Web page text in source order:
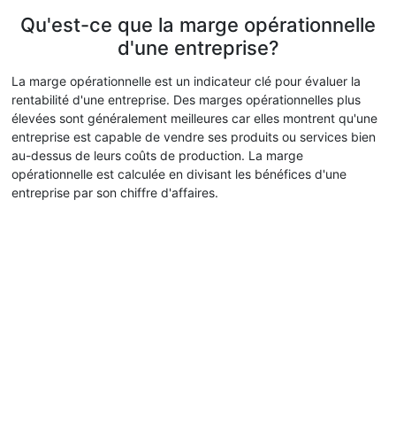
Qu'est-ce que la marge opérationnelle
d'une entreprise?
La marge opérationnelle est un indicateur clé pour évaluer la
rentabilité d'une entreprise. Des marges opérationnelles plus
élevées sont généralement meilleures car elles montrent qu'une
entreprise est capable de vendre ses produits ou services bien
au-dessus de leurs coûts de production. La marge
opérationnelle est calculée en divisant les bénéfices d'une
entreprise par son chiffre d'affaires.